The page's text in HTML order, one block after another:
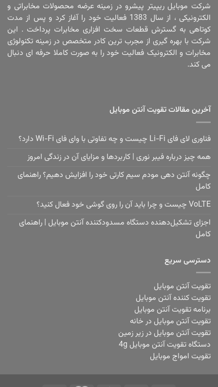
شرکت موبایل ریپیتر پیشرو در زمینه عرضه محصولات مخابراتی و
الکترونیکی ، از سال 1383 فعالیت خود را آغاز کرد و پس از مدت
کوتاهی به گسترش قطعات سخت افزاری مخابرات پرداخت . این
شرکت با بهره گیری از مجرب ترین کادر متخصص در زمینه تکنولوژی
مخابرات و الکترونیک فعالیت خود را به صورت کاملا حرفه ای دنبال
می کند.
آخرین مقالات تقویت آنتن موبایل
فناوری لای فای Li-Fi چیست و چه تفاوتی با وای فای Wi-Fi دارد؟
همه چیز درباره فیبر نوری | کاربردها و مزایای آن در زندگی امروز
چگونه آنتن دهی مودم سیم کارتی خود را افزایش دهیم؟ راهنمای
کامل
VoLTE چیست و چرا باید آن را روی گوشی خود فعال کنید؟
اجزای تشکیل‌دهنده دستگاه مسدودکننده آنتن موبایل | راهنمای
کامل
دسترسی سریع
تقویت آنتن موبایل
تقویت کننده آنتن موبایل
برنامه تقویت آنتن موبایل
تقویت آنتن موبایل در خانه
تقویت آنتن موبایل در زیر زمین
دستگاه تقویت آنتن موبایل 4g
تقویت امواج موبایل